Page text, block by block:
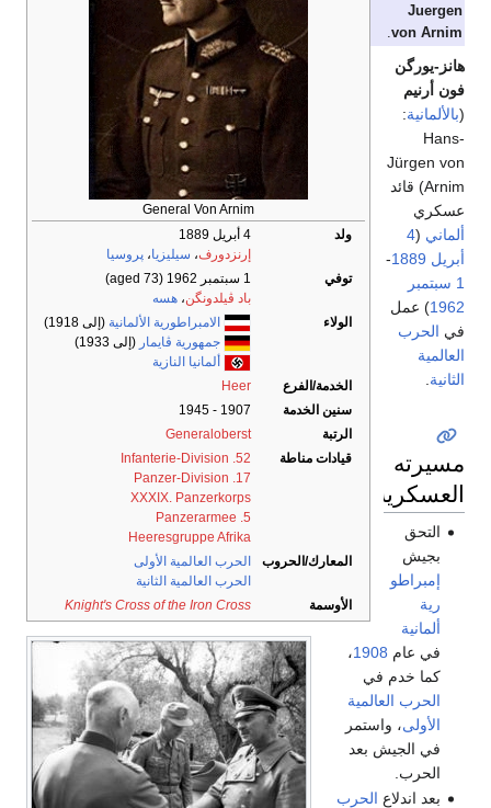
General Von Arnim
ولد
4 أبريل 1889
إرنزدورف، سيليزيا، پروسيا
توفي
1 سبتمبر 1962
(aged 73)
باد ڤيلدونگن، هسه
الولاء
الامبراطورية الألمانية (إلى 1918)
جمهورية ڤايمار (إلى 1933)
ألمانيا النازية
الخدمة/ الفرع
Heer
سنين الخدمة
1907 - 1945
الرتبة
Generaloberst
قيادات مناطة
52. Infanterie-Division
17. Panzer-Division
XXXIX. Panzerkorps
5. Panzerarmee
Heeresgruppe Afrika
المعارك/الحروب
الحرب العالمية الأولى
الحرب العالمية الثانية
الأوسمة
Knight's Cross of the Iron Cross
Juergen
von Arnim
.
هانز-يورگن
فون أرنيم
(بالألمانية:
Hans-
Jürgen von
Arnim) قائد
عسكري
ألماني (
4
أبريل 1889
-
1 سبتمبر
1962) عمل
في الحرب
العالمية
الثانية
مسيرته
العسكرية
التحق
بجيش
إمبراطو
رية
ألمانية
في عام 1908،
كما خدم في
الحرب العالمية
الأولى، واستمر
في الجيش بعد
الحرب.
بعد اندلاع الحرب